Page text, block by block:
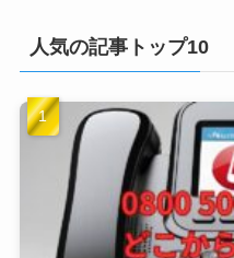
人気の記事トップ10